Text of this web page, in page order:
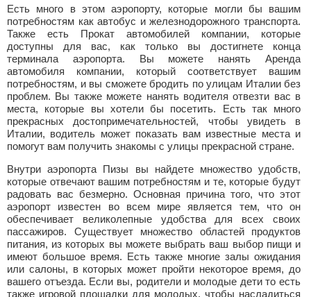
Есть много в этом аэропорту, которые могли бы вашим
потребностям как автобус и железнодорожного транспорта.
Также есть Прокат автомобилей компании, которые
доступны для вас, как только вы достигнете конца
терминала аэропорта. Вы можете нанять Аренда
автомобиля компании, который соответствует вашим
потребностям, и вы сможете бродить по улицам Италии без
проблем. Вы также можете нанять водителя отвезти вас в
места, которые вы хотели бы посетить. Есть так много
прекрасных достопримечательностей, чтобы увидеть в
Италии, водитель может показать вам известные места и
помогут вам получить знакомы с улицы прекрасной стране.
Внутри аэропорта Пизы вы найдете множество удобств,
которые отвечают вашим потребностям и те, которые будут
радовать вас безмерно. Основная причина того, что этот
аэропорт известен во всем мире является тем, что он
обеспечивает великолепные удобства для всех своих
пассажиров. Существует множество областей продуктов
питания, из которых вы можете выбрать ваш выбор пищи и
имеют большое время. Есть также многие залы ожидания
или салоны, в которых может пройти некоторое время, до
вашего отъезда. Если вы, родители и молодые дети то есть
также игровой площадки для молодых, чтобы насладиться